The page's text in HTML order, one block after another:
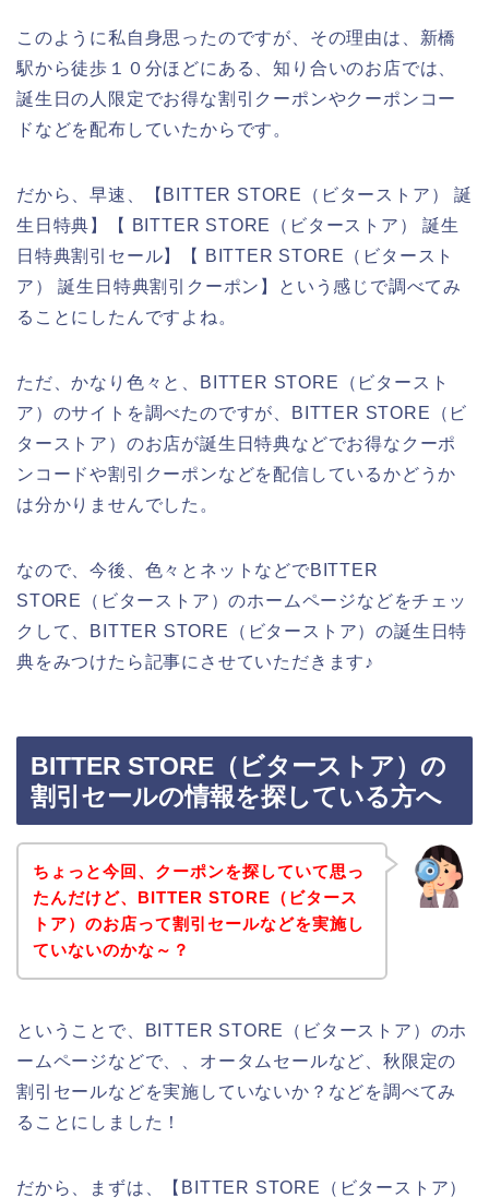
このように私自身思ったのですが、その理由は、新橋
駅から徒歩１０分ほどにある、知り合いのお店では、
誕生日の人限定でお得な割引クーポンやクーポンコー
ドなどを配布していたからです。
だから、早速、【BITTER STORE（ビターストア） 誕
生日特典】【 BITTER STORE（ビターストア） 誕生
日特典割引セール】【 BITTER STORE（ビタースト
ア） 誕生日特典割引クーポン】という感じで調べてみ
ることにしたんですよね。
ただ、かなり色々と、BITTER STORE（ビタースト
ア）のサイトを調べたのですが、BITTER STORE（ビ
ターストア）のお店が誕生日特典などでお得なクーポ
ンコードや割引クーポンなどを配信しているかどうか
は分かりませんでした。
なので、今後、色々とネットなどでBITTER
STORE（ビターストア）のホームページなどをチェッ
クして、BITTER STORE（ビターストア）の誕生日特
典をみつけたら記事にさせていただきます♪
BITTER STORE（ビターストア）の
割引セールの情報を探している方へ
ちょっと今回、クーポンを探していて思っ
たんだけど、BITTER STORE（ビタース
トア）のお店って割引セールなどを実施し
ていないのかな～？
ということで、BITTER STORE（ビターストア）のホ
ームページなどで、、オータムセールなど、秋限定の
割引セールなどを実施していないか？などを調べてみ
ることにしました！
だから、まずは、【BITTER STORE（ビターストア）